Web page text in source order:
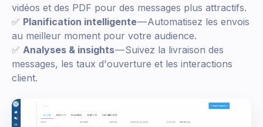
vidéos et des PDF pour des messages plus attractifs.
✅ Planification intelligente— Automatisez les envois
au meilleur moment pour votre audience.
✅ Analyses & insights— Suivez la livraison des
messages, les taux d'ouverture et les interactions
client.